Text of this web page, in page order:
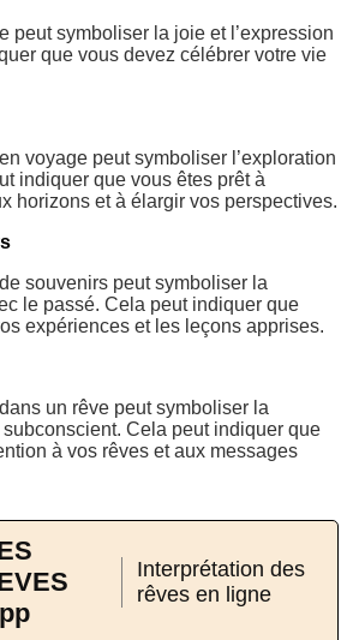
peut symboliser la joie et l’expression
que vous devez célébrer votre vie
voyage peut symboliser l’exploration
indiquer que vous êtes prêt à
horizons et à élargir vos perspectives.
souvenirs peut symboliser la
le passé. Cela peut indiquer que
expériences et les leçons apprises.
un rêve peut symboliser la
Cela peut indiquer que
à vos rêves et aux messages
Interprétation des
rêves en ligne